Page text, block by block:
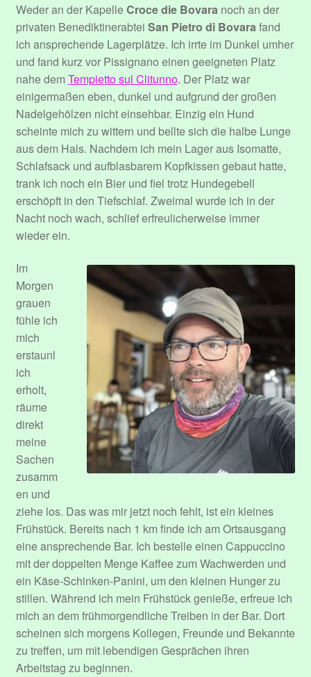
Edit Your Profile
Hallo und Herzlich Willkommen!
Update Billing Card
Sample Page
Submit Event
Über mich.
User Profile
Venues
Veranstaltungen
Weder an der KapelleCroce die Bovaranoch an der
privaten Benediktinerabtei San Pietro di Bovarafand
ich ansprechende Lagerplätze. Ich irrte im Dunkel umher
und fand kurz vor Pissignano einen geeigneten Platz
nahe dem Tempietto sul Clitunno. Der Platz war
einigermaßen eben, dunkel und aufgrund der großen
Nadelgehölzen nicht einsehbar. Einzig ein Hund
scheinte mich zu wittern und bellte sich die halbe Lunge
aus dem Hals. Nachdem ich mein Lager aus Isomatte,
Schlafsack und aufblasbarem Kopfkissen gebaut hatte,
trank ich noch ein Bier und fiel trotz Hundegebell
erschöpft in den Tiefschlaf. Zweimal wurde ich in der
Nacht noch wach, schlief erfreulicherweise immer
wieder ein.
Im
Morgen
grauen
fühle ich
mich
erstaunl
ich
erholt,
räume
direkt
meine
Sachen
zusamm
en und
ziehe los. Das was mir jetzt noch fehlt, ist ein kleines
Frühstück. Bereits nach 1 km finde ich am Ortsausgang
eine ansprechende Bar. Ich bestelle einen Cappuccino
mit der doppelten Menge Kaffee zum Wachwerden und
ein Käse-Schinken-Panini, um den kleinen Hunger zu
stillen. Während ich mein Frühstück genieße, erfreue ich
mich an dem frühmorgendliche Treiben in der Bar. Dort
scheinen sich morgens Kollegen, Freunde und Bekannte
zu treffen, um mit lebendigen Gesprächen ihren
Arbeitstag zu beginnen.